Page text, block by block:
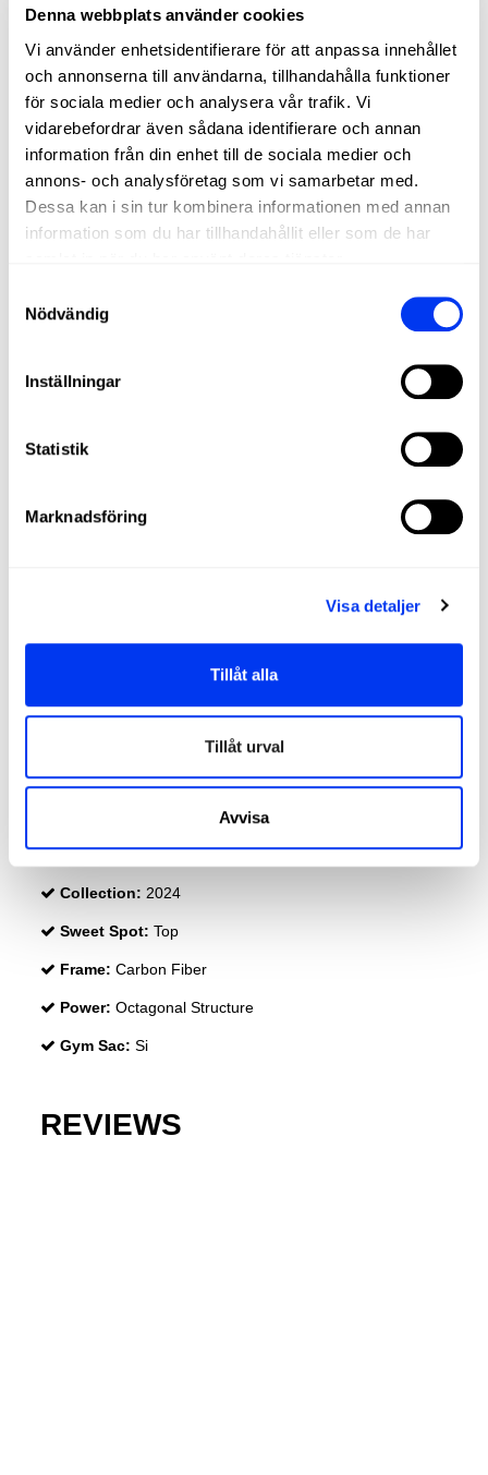
Denna webbplats använder cookies
Vi använder enhetsidentifierare för att anpassa innehållet
och annonserna till användarna, tillhandahålla funktioner
för sociala medier och analysera vår trafik. Vi
vidarebefordrar även sådana identifierare och annan
information från din enhet till de sociala medier och
annons- och analysföretag som vi samarbetar med.
Dessa kan i sin tur kombinera informationen med annan
information som du har tillhandahållit eller som de har
Nödvändig
Inställningar
Statistik
Marknadsföring
Visa detaljer
Tillåt alla
Tillåt urval
Avvisa
Shape:
Weight:
Length: 455 Mm
Rubber: Eva Soft Performance
Octagonal Structure
Durability : Structural Reinforcement
Smart Holes Curve
Spin Blade Decal
Weight & Balance System
Ranges: Metalbone
Collection: 2024
Sweet Spot: Top
Frame: Carbon Fiber
Power: Octagonal Structure
Gym Sac: Si
REVIEWS